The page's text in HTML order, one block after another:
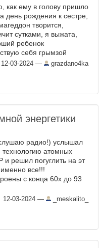
ему в голову пришло
день рождения к сестре,
творится,
сутками, я выжата,
ребенок
себя грымзой
Семью завел, детей
рядом с ...
12-03-2024 — grazdano4ka
энергетики
радио!) услышал
атомных
решил погуглить на эт
именно все!!!
с конца 60х до 93
12-03-2024 — _meskalito_